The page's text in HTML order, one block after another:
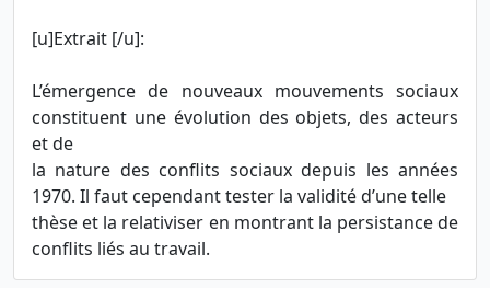
[u]Extrait [/u]:
L’émergence de nouveaux mouvements sociaux
constituent une évolution des objets, des acteurs
et de
la nature des conflits sociaux depuis les années
1970. Il faut cependant tester la validité d’une telle
thèse et la relativiser en montrant la persistance de
conflits liés au travail.